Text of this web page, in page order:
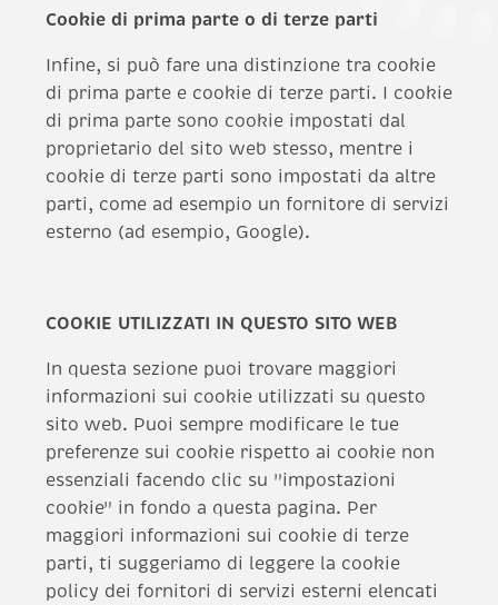
Cookie di prima parte o di terze parti
Infine, si può fare una distinzione tra cookie
di prima parte e cookie di terze parti. I cookie
di prima parte sono cookie impostati dal
proprietario del sito web stesso, mentre i
cookie di terze parti sono impostati da altre
parti, come ad esempio un fornitore di servizi
esterno (ad esempio, Google).
COOKIE UTILIZZATI IN QUESTO SITO WEB
In questa sezione puoi trovare maggiori
informazioni sui cookie utilizzati su questo
sito web. Puoi sempre modificare le tue
preferenze sui cookie rispetto ai cookie non
essenziali facendo clic su "impostazioni
cookie" in fondo a questa pagina. Per
maggiori informazioni sui cookie di terze
parti, ti suggeriamo di leggere la cookie
policy dei fornitori di servizi esterni elencati